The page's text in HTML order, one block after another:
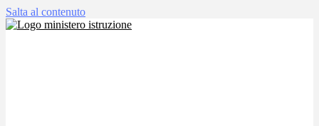
Salta al contenuto